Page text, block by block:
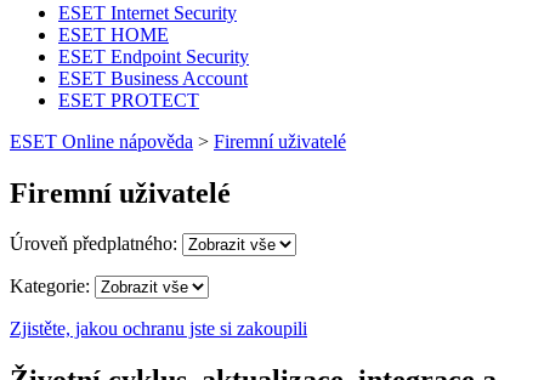
ESET Internet Security
ESET HOME
ESET Endpoint Security
ESET Business Account
ESET PROTECT
ESET Online nápověda > Firemní uživatelé
Firemní uživatelé
Úroveň předplatného:
Kategorie:
Zjistěte, jakou ochranu jste si zakoupili